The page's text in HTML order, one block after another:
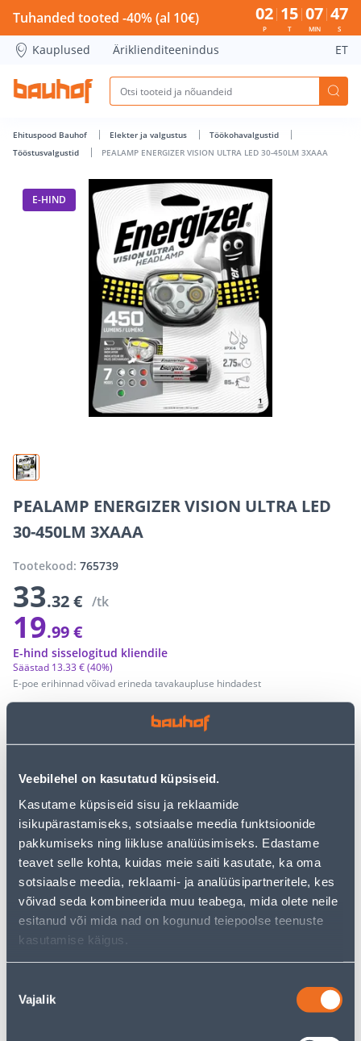
Veebilehel on kasutatud küpsiseid.
Kasutame küpsiseid sisu ja reklaamide
isikupärastamiseks, sotsiaalse meedia funktsioonide
pakkumiseks ning liikluse analüüsimiseks. Edastame
teavet selle kohta, kuidas meie saiti kasutate, ka oma
sotsiaalse meedia, reklaami- ja analüüsipartneritele, kes
võivad seda kombineerida muu teabega, mida olete neile
esitanud või mida nad on kogunud teiepoolse teenuste
kasutamise käigus.
valik
Vajalik
PEALAMP ENERGIZER VISION ULTRA LED 30-450LM 3XAAA
Tuhanded tooted -40% (al 10€) 02
P
15
T
07
MIN
46
S
Kauplused Äriklienditeenindus ET
Ehituspood Bauhof Elekter ja valgustus
Töökohavalgustid
Tööstusvalgustid
PEALAMP ENERGIZER VISION ULTRA LED 30-450LM 3XAAA
E-HIND
PEALAMP ENERGIZER VISION ULTRA LED
30-450LM 3XAAA
Tootekood: 765739
33.32 € /tk
19.99 €
E-poe erihinnad võivad erineda tavakaupluse hindadest
Säästad 13.33 €(40%)
E-hind sisselogitud kliendile
LISA OSTUKORVI
Vaata saadavust
• Pealamp pakub silmapaistvat jõudlust kompaktses
disainis.
• Ilmastikukindel ja purunemiskindel.
• Punased ja rohelised LED-id öönägemiseks.
• Komplektis 3 AAA leelispatareid.